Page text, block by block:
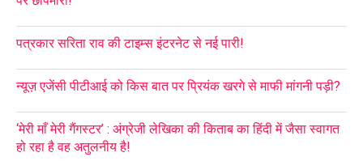
पत्रकार सरिता राव की टाइम्स इंटरनेट से नई पारी!
न्यूज़ एजेंसी पीटीआई को किस बात पर प्रियंक खरगे से माफी मांगनी पड़ी?
‘मेरी माँ मेरी गैंगस्टर’ : अंग्रेजी लेखिका की किताब का हिंदी में जैसा स्वागत
हो रहा है वह अतुलनीय है!